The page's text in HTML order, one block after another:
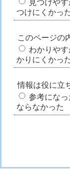
見つけや
つけにくかっ
このページの
わかりやす
かりにくかっ
情報は役に立
参考になっ
ならなかった